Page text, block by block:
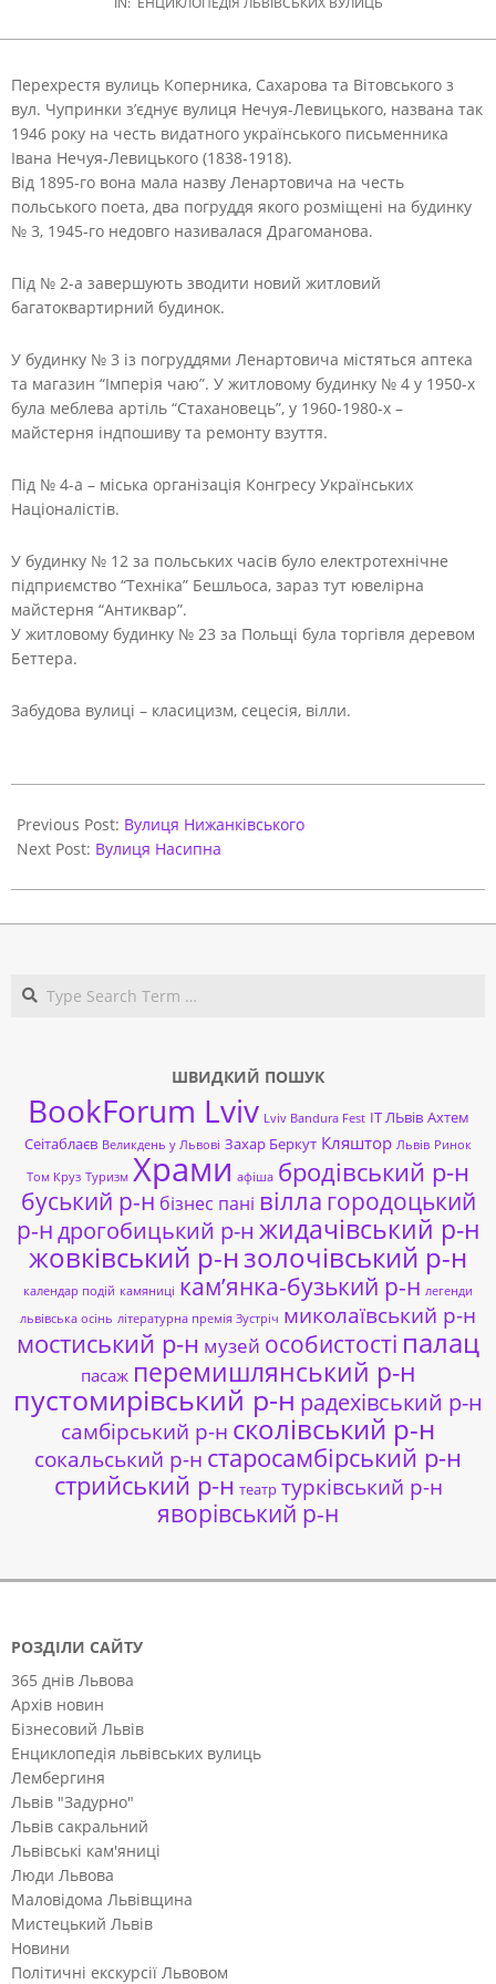
Перехрестя вулиць Коперника, Сахарова та Вітовського з
вул. Чупринки з’єднує вулиця Нечуя-Левицького, названа так
1946 року на честь видатного українського письменника
Івана Нечуя-Левицького (1838-1918).
Від 1895-го вона мала назву Ленартовича на честь
польського поета, два погруддя якого розміщені на будинку
№ 3, 1945-го недовго називалася Драгоманова.
Під № 2-а завершують зводити новий житловий
багатоквартирний будинок.
У будинку № 3 із погруддями Ленартовича містяться аптека
та магазин “Імперія чаю”. У житловому будинку № 4 у 1950-х
була меблева артіль “Стахановець”, у 1960-1980-х –
майстерня індпошиву та ремонту взуття.
Під № 4-а – міська організація Конгресу Українських
Націоналістів.
У будинку № 12 за польських часів було електротехнічне
підприємство “Техніка” Бешльоса, зараз тут ювелірна
майстерня “Антиквар”.
У житловому будинку № 23 за Польщі була торгівля деревом
Беттера.
Забудова вулиці – класицизм, сецесія, вілли.
06-
01
Previous Post: Вулиця Нижанківського
Next Post: Вулиця Насипна
ШВИДКИЙ ПОШУК
BookForum Lviv Lviv Bandura Fest ІТ ЛЬвів Ахтем
Сеітаблаєв Великдень у Львові Захар Беркут Кляштор Львів Ринок
Том Круз Туризм Храми афіша бродівський р-н
буський р-н бізнес пані вілла городоцький
р-ндрогобицький р-н жидачівський р-н
жовківський р-нзолочівський р-н
календар подій камяниці кам’янка-бузький р-н легенди
львівська осінь літературна премія Зустріч миколаївський р-н
мостиський р-н музей особистості палац
пасаж перемишлянський р-н
пустомирівський р-н радехівський р-н
самбірський р-н сколівський р-н
сокальський р-н старосамбірський р-н
стрийський р-н театр турківський р-н
яворівський р-н
РОЗДІЛИ САЙТУ
365 днів Львова
Архів новин
Бізнесовий Львів
Енциклопедія львівських вулиць
Лембергиня
Львів "Задурно"
Львів сакральний
Львівські кам'яниці
Люди Львова
Маловідома Львівщина
Мистецький Львів
Новини
Політичні екскурсії Львовом